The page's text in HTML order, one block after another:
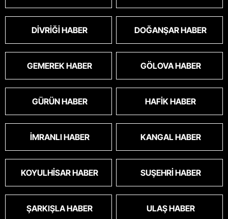
DIVRIĞI HABER DOĞANŞAR HABER
GEMEREK HABER GÖLOVA HABER
GÜRÜN HABER HAFIK HABER
İMRANLI HABER KANGAL HABER
KOYULHISAR HABER SUŞEHRI HABER
ŞARKIŞLA HABER ULAŞ HABER